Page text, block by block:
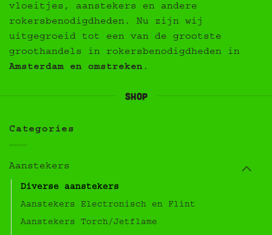
vloeitjes, aanstekers en andere
rokersbenodigdheden. Nu zijn wij
uitgegroeid tot een van de grootste
groothandels in rokersbenodigdheden in
Amsterdam en omstreken .
Shop
Categories
Aanstekers
Diverse aanstekers
Aanstekers Electronisch en Flint
Aanstekers Torch/Jetflame